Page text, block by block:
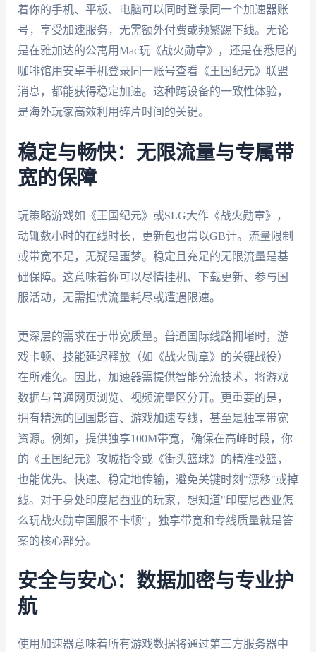
着你的手机、平板、电脑可以同时登录同一个加速器账
号，享受加速服务，无需额外付费或频繁踢下线。无论
是在雅加达的公寓用Mac玩《战火勋章》，还是在悉尼的
咖啡馆用安卓手机登录同一账号查看《王国纪元》联盟
消息，都能获得稳定加速。这种跨设备的一致性体验，
是海外玩家高效利用碎片时间的关键。
稳定与畅快：无限流量与专属带
宽的保障
玩策略游戏如《王国纪元》或SLG大作《战火勋章》，
动辄数小时的在线时长，更新包也常以GB计。流量限制
或带宽不足，无疑是噩梦。稳定且充足的无限流量是基
础保障。这意味着你可以尽情挂机、下载更新、参与国
服活动，无需担忧流量耗尽或遭遇限速。
更深层的需求在于带宽质量。普通国际线路拥堵时，游
戏卡顿、技能延迟释放（如《战火勋章》的关键战役）
在所难免。因此，加速器需提供智能分流技术，将游戏
数据与普通网页浏览、视频流量区分开。更重要的是，
拥有精选的回国影音、游戏加速专线，甚至是独享带宽
资源。例如，提供独享100M带宽，确保在高峰时段，你
的《王国纪元》攻城指令或《街头篮球》的精准投篮，
也能优先、快速、稳定地传输，避免关键时刻"漂移"或掉
线。对于身处印度尼西亚的玩家，想知道"印度尼西亚怎
么玩战火勋章国服不卡顿"，独享带宽和专线质量就是答
案的核心部分。
安全与安心：数据加密与专业护
航
使用加速器意味着所有游戏数据将通过第三方服务器中